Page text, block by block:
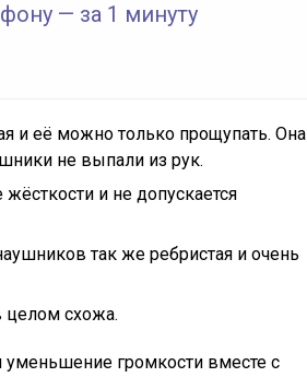
— за 1 минуту
и её можно только прощупать. Она
не выпали из рук.
и не допускается
так же ребристая и очень
целом схожа.
уменьшение громкости вместе с